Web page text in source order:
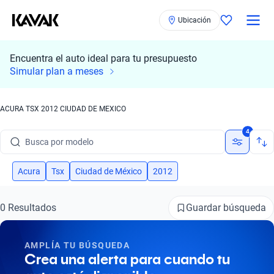
Ubicación
Encuentra el auto ideal para tu presupuesto
Simular plan a meses
ACURA TSX 2012 CIUDAD DE MEXICO
Busca por modelo
Busca por versión
Busca por marca
Busca por modelo
4
Acura Tsx Ciudad de México 2012
0 Resultados Guardar búsqueda
AMPLÍA TU BÚSQUEDA
Crea una alerta para cuando tu